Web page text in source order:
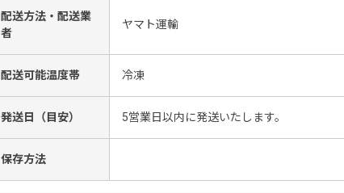
配送方法・配送業
者
ヤマト運輸
配送可能温度帯 冷凍
発送日（目安） 5営業日以内に発送いたします。
保存方法